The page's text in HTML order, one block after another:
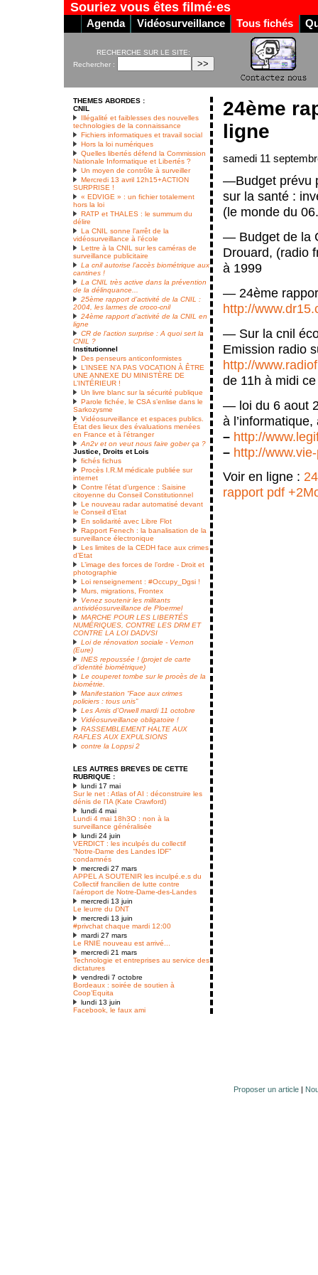
Souriez vous êtes filmé·es
Agenda Vidéosurveillance Tous fichés
RECHERCHE SUR LE SITE:
Rechercher :
THEMES ABORDES :
CNIL
Illégalité et faiblesses des nouvelles
technologies de la connaissance
Fichiers informatiques et travail social
Hors la loi numériques
Quelles libertés défend la Commission
Nationale Informatique et Libertés ?
Un moyen de contrôle à surveiller
Mercredi 13 avril 12h15+ACTION
SURPRISE !
« EDVIGE » : un fichier totalement
hors la loi
RATP et THALES : le summum du
délire
La CNIL sonne l’arrêt de la
vidéosurveillance à l’école
Lettre à la CNIL sur les caméras de
surveillance publicitaire
La cnil autorise l’accès biométrique aux
cantines !
La CNIL très active dans la prévention
de la délinquance...
25ème rapport d’activité de la CNIL :
2004, les larmes de croco-cnil
24ème rapport d’activité de la CNIL en
ligne
CR de l’action surprise : A quoi sert la
CNIL ?
Institutionnel
Des penseurs anticonformistes
L’INSEE N’A PAS VOCATION À ÊTRE
UNE ANNEXE DU MINISTÈRE DE
L’INTÉRIEUR !
Un livre blanc sur la sécurité publique
Parole fichée, le CSA s’enlise dans le
Sarkozysme
Vidéosurveillance et espaces publics.
État des lieux des évaluations menées
en France et à l’étranger
An2v et on veut nous faire gober ça ?
Justice, Droits et Lois
fichés fichus
Procès I.R.M médicale publiée sur
internet
Contre l’état d’urgence : Saisine
citoyenne du Conseil Constitutionnel
Le nouveau radar automatisé devant
le Conseil d’Etat
En solidarité avec Libre Flot
Rapport Fenech : la banalisation de la
surveillance électronique
Les limites de la CEDH face aux crimes
d’Etat
L’image des forces de l’ordre - Droit et
photographie
Loi renseignement : #Occupy_Dgsi !
Murs, migrations, Frontex
Venez soutenir les militants
antividéosurveillance de Ploermel
MARCHE POUR LES LIBERTÉS
NUMÉRIQUES, CONTRE LES DRM ET
CONTRE LA LOI DADVSI
Loi de rénovation sociale - Vernon
(Eure)
INES repoussée ! (projet de carte
d’identité biométrique)
Le couperet tombe sur le procès de la
biométrie.
Manifestation “Face aux crimes
policiers : tous unis”
Les Amis d’Orwell mardi 11 octobre
Vidéosurveillance obligatoire !
RASSEMBLEMENT HALTE AUX
RAFLES AUX EXPULSIONS
contre la Loppsi 2
LES AUTRES BREVES DE CETTE
RUBRIQUE :
lundi 17 mai
Sur le net : Atlas of AI : déconstruire les
dénis de l’IA (Kate Crawford)
lundi 4 mai
Lundi 4 mai 18h3O : non à la
surveillance généralisée
lundi 24 juin
VERDICT : les inculpés du collectif
“Notre-Dame des Landes IDF”
condamnés
mercredi 27 mars
APPEL A SOUTENIR les inculpé.e.s du
Collectif francilien de lutte contre
l’aéroport de Notre-Dame-des-Landes
mercredi 13 juin
Le leurre du DNT
mercredi 13 juin
#privchat chaque mardi 12:00
mardi 27 mars
Le RNIE nouveau est arrivé...
mercredi 21 mars
Technologie et entreprises au service des
dictatures
vendredi 7 octobre
Bordeaux : soirée de soutien à
Coop’Equita
lundi 13 juin
Facebook, le faux ami
24ème
ligne
samedi 11
—Budget prévu
sur la santé :
(le monde du
— Budget de la
Drouard, (radio
à 1999
— 24ème
http://
— Sur la cnil
Emission radio
http://
de 11h à midi
— loi du 6 aout
à
– http://
– http://
Voir en ligne :
rapport pdf
Proposer un article |